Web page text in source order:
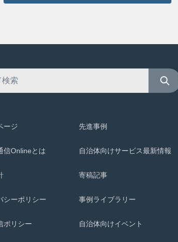
ージ
信Onlineとは
シーポリシー
ポリシー
先進事例
自治体向けサービス最新情報
寄稿記事
事例ライブラリー
自治体向けイベント